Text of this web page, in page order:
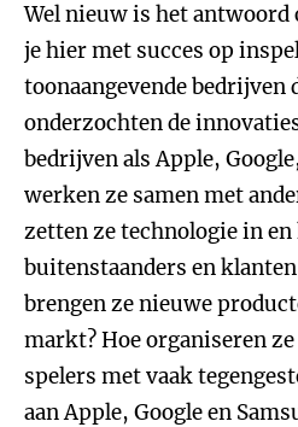
Wel nieuw is het antwoord
je hier met succes op
toonaangevende bedrijven
onderzochten de
bedrijven als Apple,
werken ze samen met
zetten ze technologie in
buitenstaanders en
brengen ze nieuwe
markt? Hoe organiseren
spelers met vaak
aan Apple, Google en